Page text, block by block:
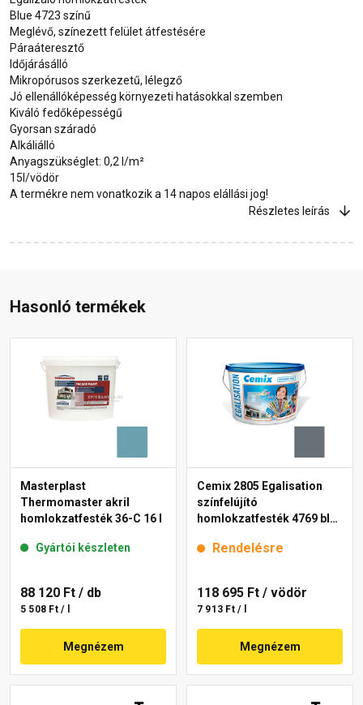
Blue 4723 színű
Meglévő, színezett felület átfestésére
Páraáteresztő
Időjárásálló
Mikropórusos szerkezetű, lélegző
Jó ellenállóképesség környezeti hatásokkal szemben
Kiváló fedőképességű
Gyorsan száradó
Alkáliálló
Anyagszükséglet: 0,2 l/m²
15l/vödör
A termékre nem vonatkozik a 14 napos elállási jog!
Részletes leírás
Hasonló termékek
Masterplast
Thermomaster akril
homlokzatfesték 36-C 16 l
Gyártói készleten
88 120 Ft / db
5 508 Ft / l
Megnézem
Cemix 2805 Egalisation
színfelújító
homlokzatfesték 4769 blue
Rendelésre
118 695 Ft / vödör
7 913 Ft / l
Megnézem